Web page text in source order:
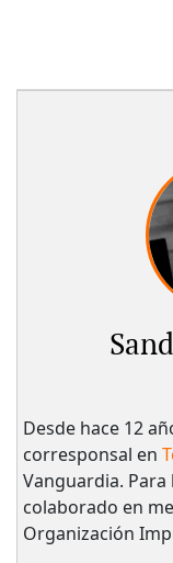
Desde hace 12
corresponsal en
Vanguardia.
colaborado en
Organización